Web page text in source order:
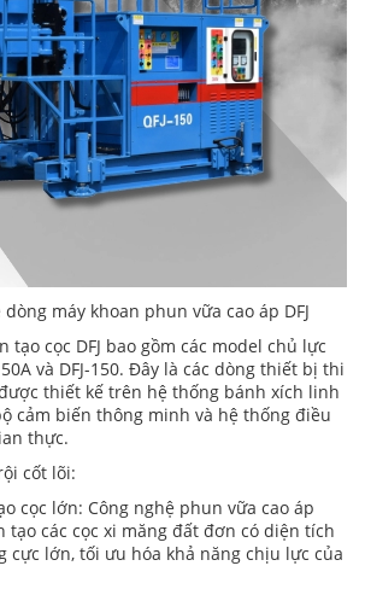
máy khoan phun vữa cao áp DFJ
tạo cọc DFJ bao gồm các model chủ lực
và DFJ-150. Đây là các dòng thiết bị thi
thiết kế trên hệ thống bánh xích linh
cảm biến thông minh và hệ thống điều
thực.
cốt lõi:
cọc lớn: Công nghệ phun vữa cao áp
tạo các cọc xi măng đất đơn có diện tích
cực lớn, tối ưu hóa khả năng chịu lực của